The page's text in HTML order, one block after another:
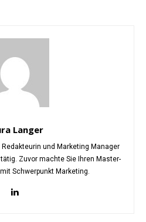
Langer
und Marketing Manager
Zuvor machte Sie Ihren Master-
Schwerpunkt Marketing.